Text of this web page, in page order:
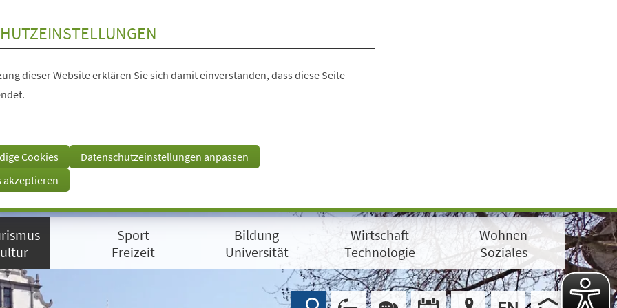
dieser Website erklären Sie sich damit einverstanden, dass diese Seite
Cookies
Datenschutzeinstellungen anpassen
akzeptieren
Sport
Freizeit
Bildung
Universität
Wirtschaft
Technologie
Wohnen
Soziales